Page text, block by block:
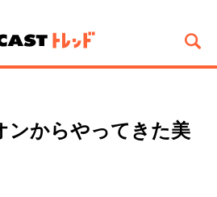
ンからやってきた美